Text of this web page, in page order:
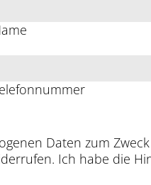
Daten zum
Ich habe die